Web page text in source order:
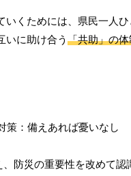
くためには、県民一人ひ
いに助け合う 「共助」の体
防災の重要性を改めて